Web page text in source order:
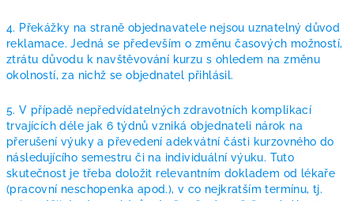
4. Překážky na straně objednavatele nejsou uznatelný důvod
reklamace. Jedná se především o změnu časových možností,
ztrátu důvodu k navštěvování kurzu s ohledem na změnu
okolností, za nichž se objednatel přihlásil.
5. V případě nepředvídatelných zdravotních komplikací
trvajících déle jak 6 týdnů vzniká objednateli nárok na
přerušení výuky a převedení adekvátní části kurzovného do
následujícího semestru či na individuální výuku. Tuto
skutečnost je třeba doložit relevantním dokladem od lékaře
(pracovní neschopenka apod.), v co nejkratším termínu, tj.